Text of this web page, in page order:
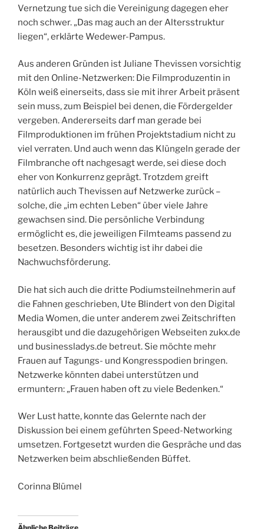
Vernetzung tue sich die Vereinigung dagegen eher
noch schwer. „Das mag auch an der Altersstruktur
liegen“, erklärte Wedewer-Pampus.
Aus anderen Gründen ist Juliane Thevissen vorsichtig
mit den Online-Netzwerken: Die Filmproduzentin in
Köln weiß einerseits, dass sie mit ihrer Arbeit präsent
sein muss, zum Beispiel bei denen, die Fördergelder
vergeben. Ande­rerseits darf man gerade bei
Filmproduk­tionen im frühen Projektstadium nicht zu
viel verraten. Und auch wenn das Klüngeln gerade der
Filmbranche oft nachgesagt werde, sei diese doch
eher von Konkurrenz geprägt. Trotzdem greift
natürlich auch Thevissen auf Netzwerke zurück –
solche, die „im echten Leben“ über viele Jahre
gewachsen sind. Die persönliche Verbindung
ermöglicht es, die jeweiligen Filmteams passend zu
besetzen. Besonders wichtig ist ihr ­dabei die
Nachwuchsförderung.
Die hat sich auch die dritte Podiumsteilnehmerin auf
die Fahnen geschrieben, Ute Blindert von den Digital
Media Women, die unter anderem zwei Zeitschriften
herausgibt und die dazugehörigen Webseiten zukx.de
und business­ladys.de betreut. Sie möchte mehr
Frauen auf Tagungs- und Kongresspodien bringen.
Netzwerke könnten dabei unterstützen und
ermuntern: „Frauen haben oft zu viele Bedenken.“
Wer Lust hatte, konnte das Gelernte nach der
Diskussion bei einem geführten Speed-Networking
umsetzen. Fortgesetzt wurden die Gespräche und das
Netzwerken beim abschließenden Büffet.
Corinna Blümel